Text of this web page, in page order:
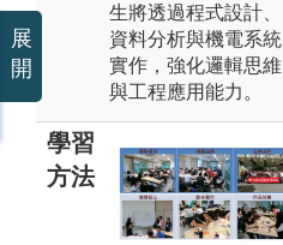
生將透過程式設計、
資料分析與機電系統
實作，強化邏輯思維
與工程應用能力。
學習
方法
展
開